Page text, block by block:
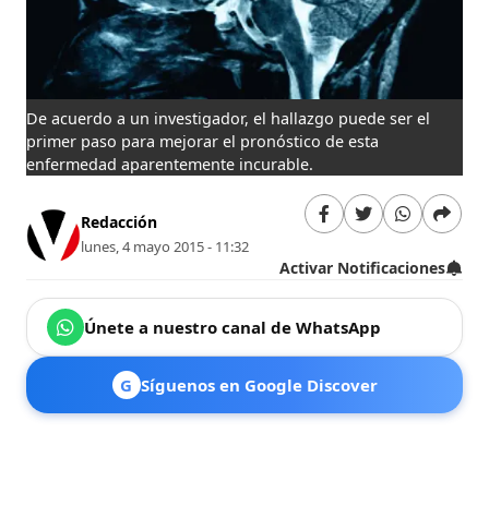
De acuerdo a un investigador, el hallazgo puede ser el
primer paso para mejorar el pronóstico de esta
enfermedad aparentemente incurable.
Redacción
lunes, 4 mayo 2015 - 11:32
Activar Notificaciones
Únete a nuestro canal de WhatsApp
G Síguenos en Google Discover